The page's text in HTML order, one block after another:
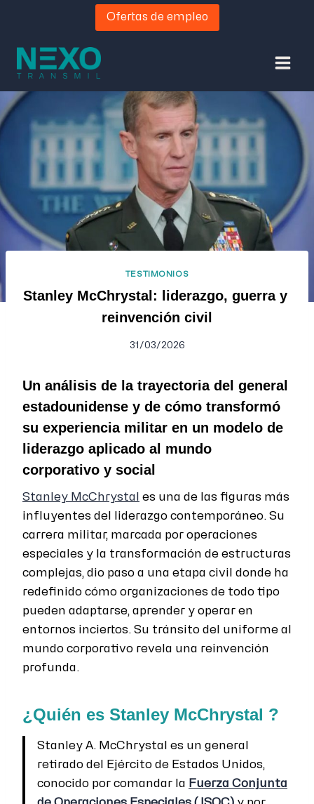
Ofertas de empleo
TESTIMONIOS
Stanley McChrystal: liderazgo, guerra y
reinvención civil
31/03/2026
Un análisis de la trayectoria del general
estadounidense y de cómo transformó
su experiencia militar en un modelo de
liderazgo aplicado al mundo
corporativo y social
Stanley McChrystal es una de las figuras más
influyentes del liderazgo contemporáneo. Su
carrera militar, marcada por operaciones
especiales y la transformación de estructuras
complejas, dio paso a una etapa civil donde ha
redefinido cómo organizaciones de todo tipo
pueden adaptarse, aprender y operar en
entornos inciertos. Su tránsito del uniforme al
mundo corporativo revela una reinvención
profunda.
¿Quién es Stanley McChrystal ?
Stanley A. McChrystal es un general
retirado del Ejército de Estados Unidos,
conocido por comandar la Fuerza Conjunta